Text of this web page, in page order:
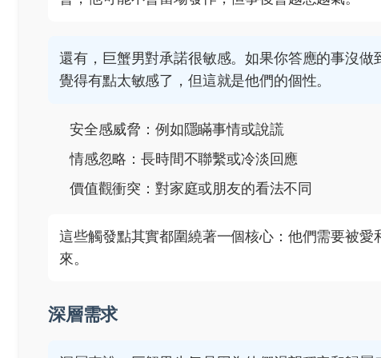
還有，巨蟹男對承諾很敏感。如果你答應的事沒
覺得有點太敏感了，但這就是他們的個性。
安全感威脅：例如隱瞞事情或說謊
情感忽略：長時間不聯繫或冷淡回應
價值觀衝突：對家庭或朋友的看法不同
這些觸發點其實都圍繞著一個核心：他們需要被
來。
深層需求